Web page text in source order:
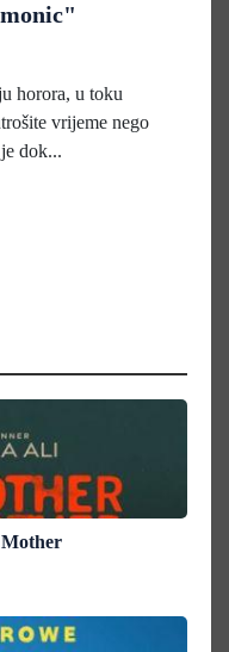
horora, u toku
vrijeme nego
dok...